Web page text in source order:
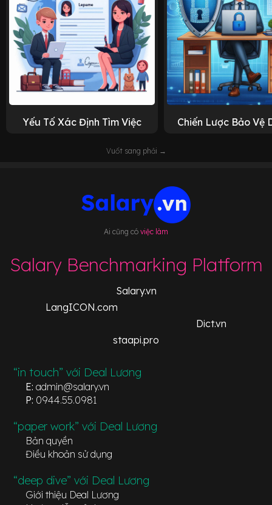
Yếu Tố Xác Định Tìm Việc Chiến Lược Bảo Vệ
Vuốt sang phải →
Ai cũng có việc làm
Salary Benchmarking Platform
Salary.vn
LangICON.com
Dict.vn
staapi.pro
“in touch” với Deal Lương
E: admin@salary.vn
P: 0944.55.0981
“paper work” với Deal Lương
Bản quyền
Điều khoản sử dụng
“deep dive” với Deal Lương
Giới thiệu Deal Lương